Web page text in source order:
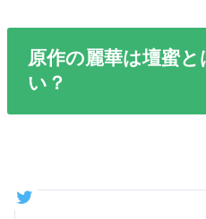
原作の麗華は壇蜜
い？